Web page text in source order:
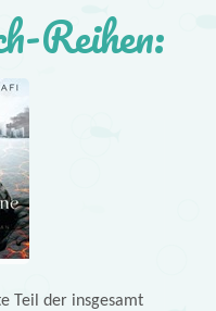
Reihen:
Teil der insgesamt